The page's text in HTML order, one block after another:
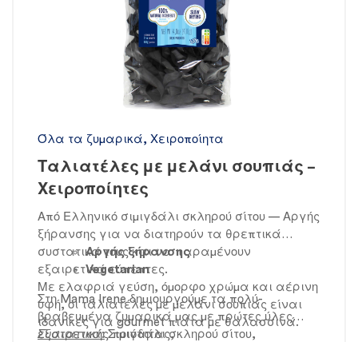
Όλα τα ζυμαρικά, Χειροποίητα
Ταλιατέλες με μελάνι σουπιάς –
Χειροποίητες
Από Ελληνικό σιμιγδάλι σκληρού σίτου — Αργής
ξήρανσης για να διατηρούν τα θρεπτικά
συστατικά τους και να παραμένουν
εξαιρετικά εύπεπτες.
Με ελαφριά γεύση, όμορφο χρώμα και αέρινη
υφή, οι ταλιατέλες με μελάνι σουπιάς είναι
ιδανικές για gourmet πιάτα με θαλασσινά.
Αργής ξήρανσης
Vegetarian
Στη Mama Irene δημιουργούμε τα πολύ-
βραβευμένα ζυμαρικά μας με πρώτες ύλες
εξαιρετικής ποιότητας,
Συστατικά:Σιμιγδάλι σκληρού σίτου,